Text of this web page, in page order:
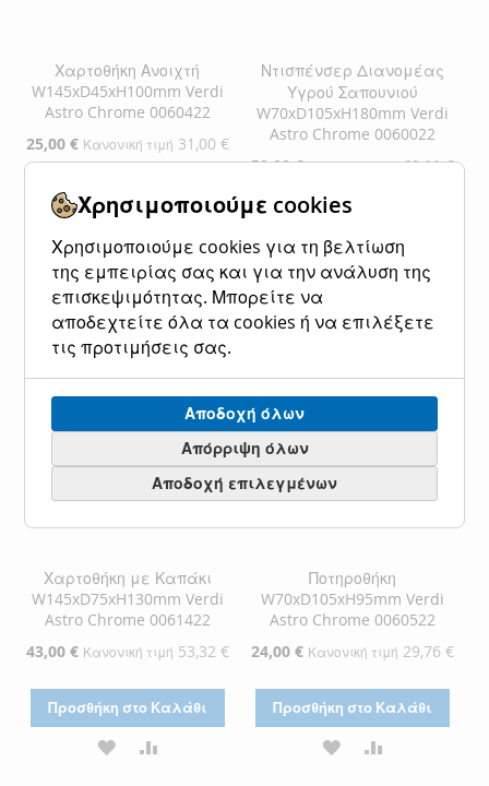
Χαρτοθήκη Ανοιχτή
W145xD45xH100mm Verdi
Astro Chrome 0060422
Ειδική
Τιμή
25,00 € Κανονική τιμή 31,00 €
Προσθήκη στο Καλάθι
ΠΡΟΣΘΉΚΗ
ΣΤΗ
ΛΊΣΤΑ
ΕΠΙΘΥΜΙΏΝ
ΠΡΟΣΘΉΚΗ
ΓΙΑ
ΣΎΓΚΡΙΣΗ
Ντισπένσερ Διανομέας
Υγρού Σαπουνιού
W70xD105xH180mm Verdi
Astro Chrome 0060022
Ειδική
50,00 € Κανονική τιμή 62,00 €
ΠΡΟΣΘΉΚΗ
ΛΊΣΤΑ
ΕΠΙΘΥΜΙΏΝ
ΠΡΟΣΘΉΚΗ
ΣΎΓΚΡΙΣΗ
Χαρτοθήκη με Καπάκι
W145xD75xH130mm Verdi
Astro Chrome 0061422
Ειδική
43,00 € Κανονική τιμή 53,32 €
Προσθήκη στο Καλάθι
ΠΡΟΣΘΉΚΗ
Ποτηροθήκη
W70xD105xH95mm Verdi
Astro Chrome 0060522
Ειδική
24,00 € Κανονική τιμή 29,76 €
Προσθήκη στο Καλάθι
ΠΡΟΣΘΉΚΗ
Χρησιμοποιούμε cookies
Χρησιμοποιούμε cookies για τη βελτίωση
της εμπειρίας σας και για την ανάλυση της
επισκεψιμότητας. Μπορείτε να
αποδεχτείτε όλα τα cookies ή να επιλέξετε
τις προτιμήσεις σας.
Αποδοχή όλων
Απόρριψη όλων
Αποδοχή επιλεγμένων